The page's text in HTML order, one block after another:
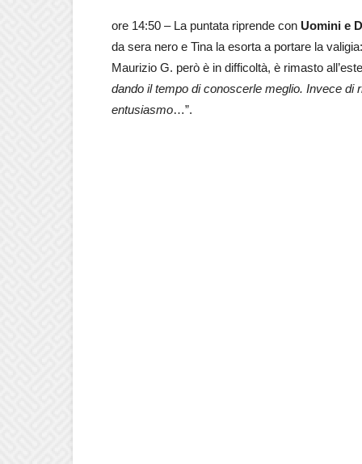
ore 14:50 – La puntata riprende con Uomini e
da sera nero e Tina la esorta a portare la
Maurizio G. però è in difficoltà, è rimasto
dando il tempo di conoscerle meglio. Invece
entusiasmo…”.